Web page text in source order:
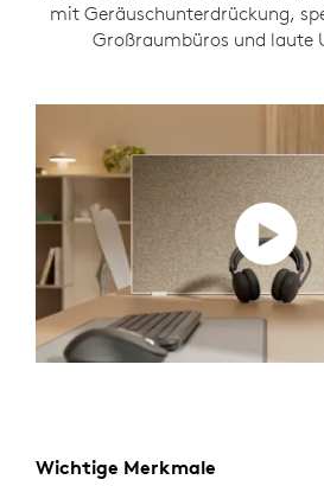
mit Geräuschunterdrückung,
Großraumbüros und laute
Wichtige Merkmale